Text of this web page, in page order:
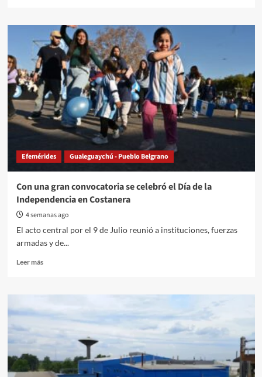
Gualeguaychú
invita
a
recorrer
sus
Áreas
Naturales
Protegidas
en
vacaciones
de
Efemérides Gualeguaychú - Pueblo Belgrano
Con una gran convocatoria se celebró el Día de la
Independencia en Costanera
4 semanas ago
El acto central por el 9 de Julio reunió a instituciones, fuerzas
armadas y de...
Leer másRead
Con
se
el
Día